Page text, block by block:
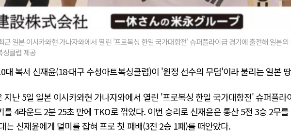
근 일본 이시카와현 가나자와에서 열린 '프로복싱 한일 국가대항전' 슈퍼플라이급 경기에 출전해 일본
싱클럽 제공
대 복서 신재윤(18·대구 수성아트복싱클럽)이 '원정 선수의 무덤'이라 불리는 일본
지난 5일 일본 이시카와현 가나자와에서 열린 '프로복싱 한일 국가대항전' 슈퍼플라
를 4라운드 2분 25초 만에 TKO로 꺾었다. 이번 승리로 신재윤은 통산 5전 3승 2무
는 신재윤에게 덜미를 잡혀 프로 첫 패배(3전 2승 1패)를 떠안았다.